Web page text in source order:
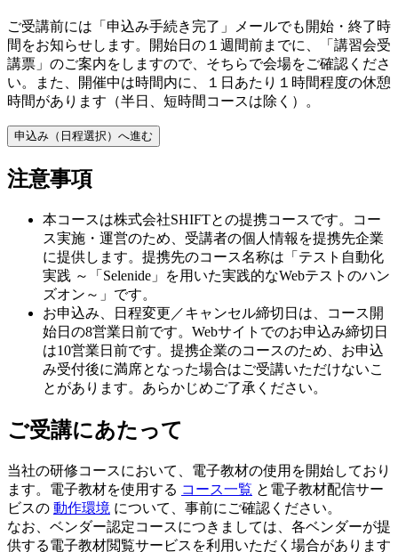
ご受講前には「申込み手続き完了」メールでも開始・終了時
間をお知らせします。開始日の１週間前までに、「講習会受
講票」のご案内をしますので、そちらで会場をご確認くださ
い。また、開催中は時間内に、１日あたり１時間程度の休憩
時間があります（半日、短時間コースは除く）。
申込み（日程選択）へ進む
注意事項
本コースは株式会社SHIFTとの提携コースです。コー
ス実施・運営のため、受講者の個人情報を提携先企業
に提供します。提携先のコース名称は「テスト自動化
実践 ～「Selenide」を用いた実践的なWebテストのハン
ズオン～」です。
お申込み、日程変更／キャンセル締切日は、コース開
始日の8営業日前です。Webサイトでのお申込み締切日
は10営業日前です。提携企業のコースのため、お申込
み受付後に満席となった場合はご受講いただけないこ
とがあります。あらかじめご了承ください。
ご受講にあたって
当社の研修コースにおいて、電子教材の使用を開始しており
ます。電子教材を使用する コース一覧 と電子教材配信サー
ビスの 動作環境 について、事前にご確認ください。
なお、ベンダー認定コースにつきましては、各ベンダーが提
供する電子教材閲覧サービスを利用いただく場合があります